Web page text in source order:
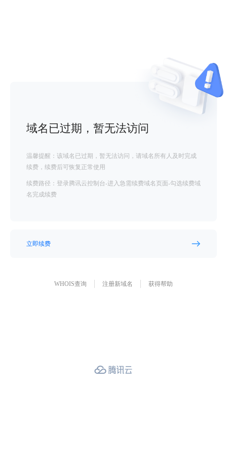
域名已过期，暂无法访问
温馨提醒：该域名已过期，暂无法访问，请域名所有人及时完成
续费，续费后可恢复正常使用
续费路径：登录腾讯云控制台-进入急需续费域名页面-勾选续费域
名完成续费
立即续费
WHOIS查询 注册新域名 获得帮助